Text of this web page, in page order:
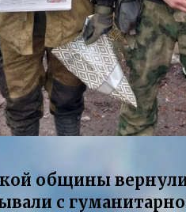
общины
с